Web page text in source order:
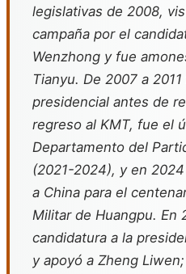
legislativas de 2008,
campaña por el
Wenzhong y fue
Tianyu. De 2007 a
presidencial antes de
regreso al KMT, fue el
Departamento del
(2021-2024), y en
a China para el
Militar de Huangpu. En
candidatura a la
y apoyó a Zheng